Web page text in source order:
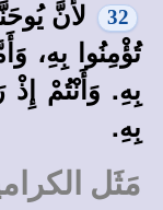
32
لأَنَّ
تُؤْمِنُوا بِهِ،
بِهِ. وَأَنْتُمْ إِذْ
بِهِ.
مَثَل